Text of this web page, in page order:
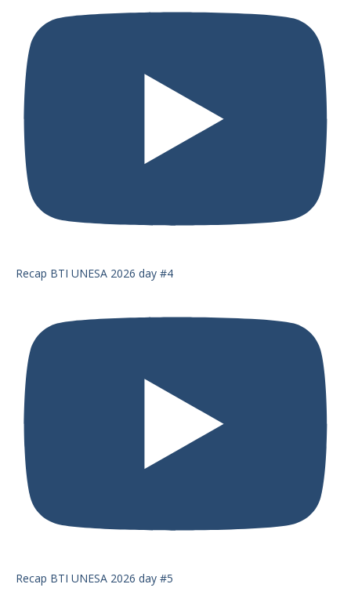
Recap BTI UNESA 2026 day #4
Recap BTI UNESA 2026 day #5